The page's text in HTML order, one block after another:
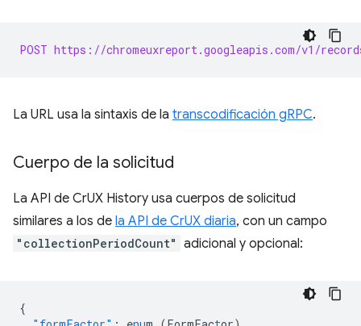
POST https://chromeuxreport.googleapis.com/v1/
La URL usa la sintaxis de la transcodificación gRPC.
Cuerpo de la solicitud
La API de CrUX History usa cuerpos de solicitud
similares a los de la API de CrUX diaria, con un campo
"collectionPeriodCount" adicional y opcional:
{